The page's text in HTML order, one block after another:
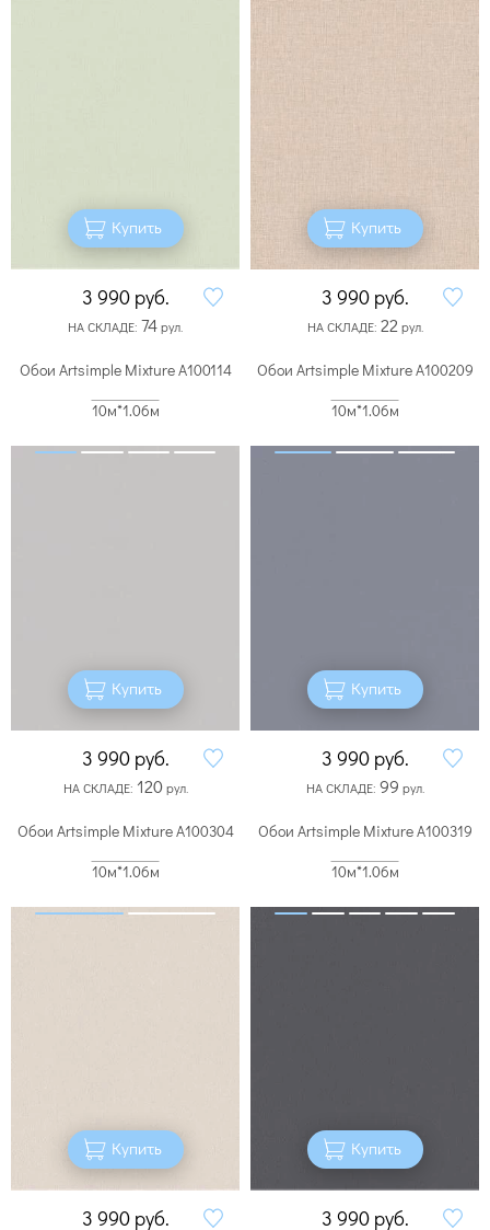
Купить
3 990 руб.
НА СКЛАДЕ: 74рул.
Купить
3 990 руб.
НА СКЛАДЕ: 22рул.
Обои Artsimple Mixture A100114
10м*1.06м
Купить
3 990 руб.
НА СКЛАДЕ: 120рул.
Обои Artsimple Mixture A100209
10м*1.06м
Купить
3 990 руб.
НА СКЛАДЕ: 99 рул.
Обои Artsimple Mixture A100304
10м*1.06м
Купить
3 990 руб.
Обои Artsimple Mixture A100319
10м*1.06м
Купить
3 990 руб.